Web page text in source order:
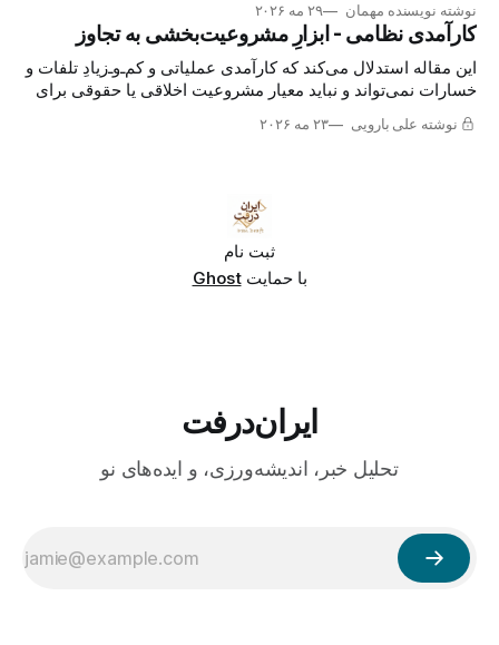
برای آینده‌ی ایران باشد.
نوشته نویسنده مهمان ۲۹ مه ۲۰۲۶
کارآمدی نظامی - ابزارِ مشروعیت‌بخشی به تجاوز
این مقاله استدلال می‌کند که کارآمدی عملیاتی و کم‌ـ‌وـ‌زیادِ تلفات و
خسارات نمی‌تواند و نباید معیار مشروعیت اخلاقی یا حقوقی برای
نوشته علی بارویی ۲۳ مه ۲۰۲۶
ثبت نام
با حمایتGhost
ایران‌درفت
تحلیل خبر، اندیشه‌ورزی، و ایده‌های نو